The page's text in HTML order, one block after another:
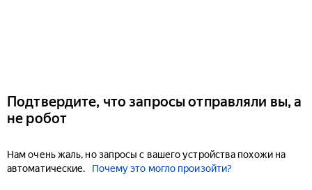
Подтвердите, что запросы отправляли вы, а
не робот
Нам очень жаль, но запросы с вашего устройства похожи на
автоматические.
Почему это могло произойти?